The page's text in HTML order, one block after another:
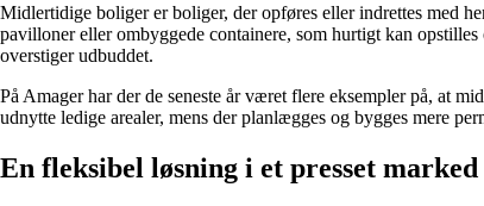
Midlertidige boliger er boliger, der opføres eller indrettes med
pavilloner eller ombyggede containere, som hurtigt kan
overstiger udbuddet.
På Amager har der de seneste år været flere eksempler på, at
udnytte ledige arealer, mens der planlægges og bygges mere
En fleksibel løsning i et presset marked